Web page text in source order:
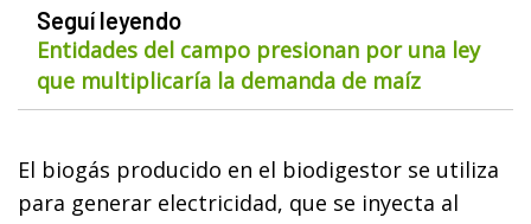
Seguí leyendo
Entidades del campo presionan por una ley
que multiplicaría la demanda de maíz
El biogás producido en el biodigestor se utiliza
para generar electricidad, que se inyecta al